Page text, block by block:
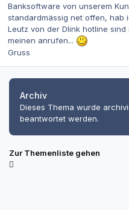
Banksoftware von unserem
standardmässig net offen, hab
Leutz von der Dlink hotline
meinen anrufen...
Gruss
Archiv
Dieses Thema wurde
beantwortet werden.
Zur Themenliste gehen